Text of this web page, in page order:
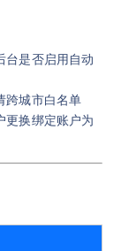
台是否启用自动
跨城市白名单
更换绑定账户为